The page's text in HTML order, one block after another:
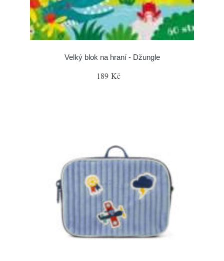
Velký blok na hraní - Džungle
189 Kč